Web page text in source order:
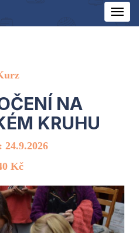
NA
KRUHU
24.9.2026
Kč